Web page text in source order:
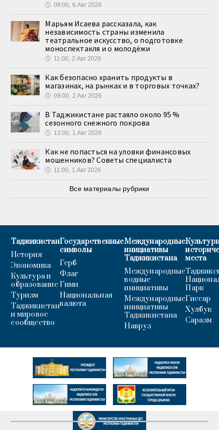
🕔 09:00, 6.Авг 2026
Марьям Исаева рассказала, как
независимость страны изменила
театральное искусство, о подготовке
моноспектакля и о молодёжи
🕔 11:00, 2.Авг 2026
Как безопасно хранить продукты в
магазинах, на рынках и в торговых точках?
🕔 09:00, 2.Авг 2026
В Таджикистане растаяло около 95 %
сезонного снежного покрова
🕔 12:00, 1.Авг 2026
Как не попасться на уловки финансовых
мошенников? Советы специалиста
🕔 11:00, 1.Авг 2026
Все материалы рубрики
Таджикистан
История
Экономика
Культура и
образование
Туризм
Таджикистан
и мировое
сообщество
Государственные
символы
Герб
Флаг
Гимн
Национальная
валюта
Международные
инициативы
Таджикистана
Международные
водные
инициативы
Международные
инициативы
Таджикистана
Навруз
места
Парк
Гиссар
Хулбук
Саразм